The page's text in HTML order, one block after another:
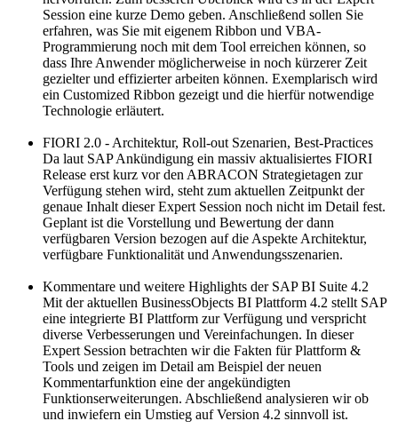
Session eine kurze Demo geben. Anschließend sollen Sie
erfahren, was Sie mit eigenem Ribbon und VBA-
Programmierung noch mit dem Tool erreichen können, so
dass Ihre Anwender möglicherweise in noch kürzerer Zeit
gezielter und effizierter arbeiten können. Exemplarisch wird
ein Customized Ribbon gezeigt und die hierfür notwendige
Technologie erläutert.
FIORI 2.0 - Architektur, Roll-out Szenarien, Best-Practices
Da laut SAP Ankündigung ein massiv aktualisiertes FIORI
Release erst kurz vor den ABRACON Strategietagen zur
Verfügung stehen wird, steht zum aktuellen Zeitpunkt der
genaue Inhalt dieser Expert Session noch nicht im Detail fest.
Geplant ist die Vorstellung und Bewertung der dann
verfügbaren Version bezogen auf die Aspekte Architektur,
verfügbare Funktionalität und Anwendungsszenarien.
Kommentare und weitere Highlights der SAP BI Suite 4.2
Mit der aktuellen BusinessObjects BI Plattform 4.2 stellt SAP
eine integrierte BI Plattform zur Verfügung und verspricht
diverse Verbesserungen und Vereinfachungen. In dieser
Expert Session betrachten wir die Fakten für Plattform &
Tools und zeigen im Detail am Beispiel der neuen
Kommentarfunktion eine der angekündigten
Funktionserweiterungen. Abschließend analysieren wir ob
und inwiefern ein Umstieg auf Version 4.2 sinnvoll ist.